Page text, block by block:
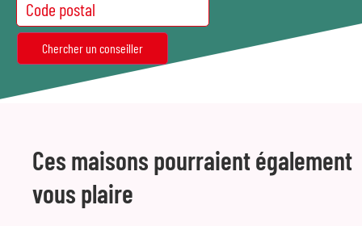
Ces maisons pourraient également
vous plaire